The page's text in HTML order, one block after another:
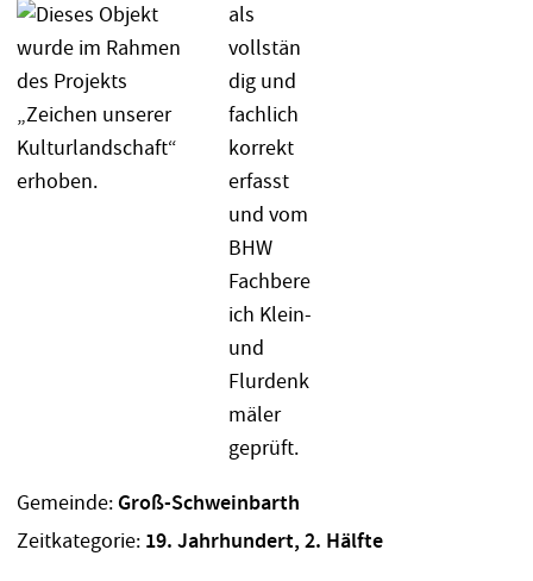
Gemeinde:Groß-Schweinbarth
Zeitkategorie: 19. Jahrhundert, 2. Hälfte